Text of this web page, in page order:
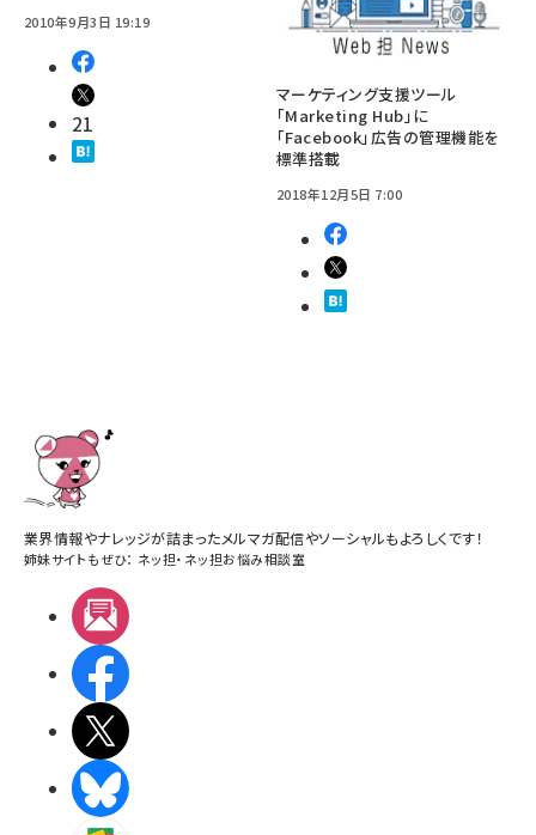
2010年9月3日 19:19
21
マーケティング支援ツール
「Marketing Hub」に
「Facebook」広告の管理機能を
標準搭載
2018年12月5日 7:00
業界情報やナレッジが詰まったメルマガ配信やソーシャルもよろしくです！
姉妹サイトもぜひ： ネッ担・ ネッ担お悩み相談室